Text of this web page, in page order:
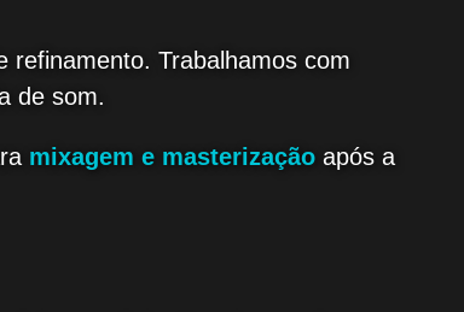
refinamento. Trabalhamos com
de som.
mixagem e masterização após a